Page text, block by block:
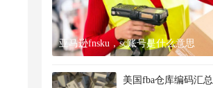
亚马逊fnsku，sc账号是什么意思
美国fba仓库编码汇总